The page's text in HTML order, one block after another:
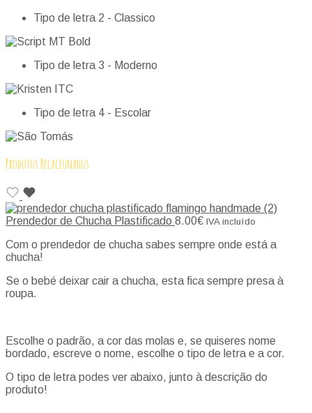
Tipo de letra 2 - Classico
Tipo de letra 3 - Moderno
Tipo de letra 4 - Escolar
Produtos Relacionados
Prendedor de Chucha Plastificado 8.00€ IVA incluído
Com o prendedor de chucha sabes sempre onde está a
chucha!
Se o bebé deixar cair a chucha, esta fica sempre presa à
roupa.
Escolhe o padrão, a cor das molas e, se quiseres nome
bordado, escreve o nome, escolhe o tipo de letra e a cor.
O tipo de letra podes ver abaixo, junto à descrição do
produto!